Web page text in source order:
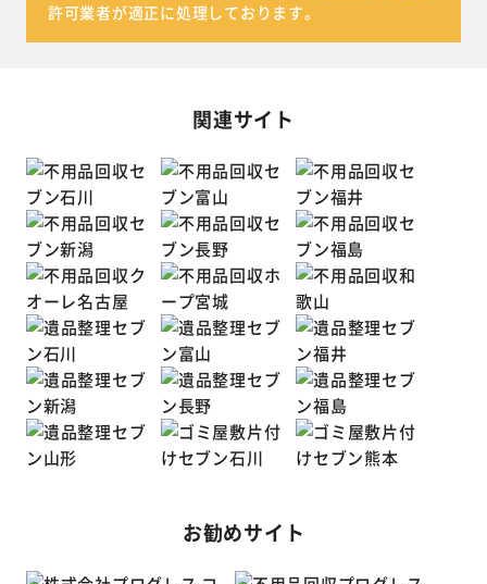
許可業者が適正に処理しております。
関連サイト
お勧めサイト